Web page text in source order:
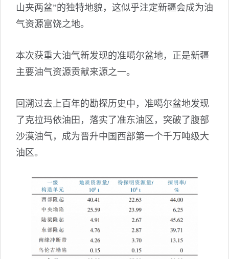
山夹两盆”的独特地貌，这似乎注定新疆会成为油
气资源富饶之地。
本次获重大油气新发现的准噶尔盆地，正是新疆
主要油气资源贡献来源之一。
回溯过去上百年的勘探历史中，准噶尔盆地发现
了克拉玛依油田，落实了准东油区，突破了腹部
沙漠油气，成为晋升中国西部第一个千万吨级大
油区。